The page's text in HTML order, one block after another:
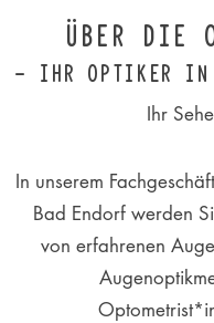
ÜBER DIE
– IHR OPTIKER IN
Ihr
In unserem
Bad Endorf werden
von erfahrenen